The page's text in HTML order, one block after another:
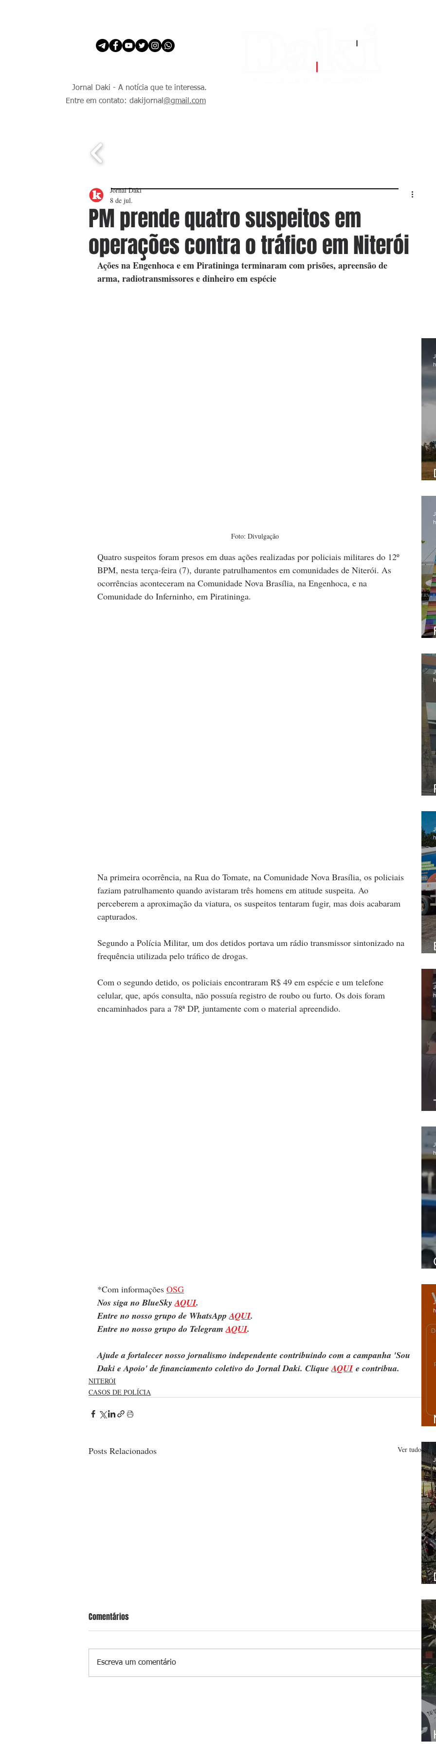
Jornal Daki - A notícia que te interessa.
Entre em contato: dakijornal @gmail.com
PM prende quatro suspeitos em
operações contra o tráfico em Niterói
Jornal Daki
8 de jul.
Ações na Engenhoca e em Piratininga terminaram com prisões, apreensão de
arma, radiotransmissores e dinheiro em espécie
Foto: Divulgação
Quatro suspeitos foram presos em duas ações realizadas por policiais militares do 12º
BPM, nesta terça-feira (7), durante patrulhamentos em comunidades de Niterói. As
ocorrências aconteceram na Comunidade Nova Brasília, na Engenhoca, e na
Comunidade do Inferninho, em Piratininga.
Na primeira ocorrência, na Rua do Tomate, na Comunidade Nova Brasília, os policiais
faziam patrulhamento quando avistaram três homens em atitude suspeita. Ao
perceberem a aproximação da viatura, os suspeitos tentaram fugir, mas dois acabaram
capturados.
Segundo a Polícia Militar, um dos detidos portava um rádio transmissor sintonizado na
frequência utilizada pelo tráfico de drogas.
Com o segundo detido, os policiais encontraram R$ 49 em espécie e um telefone
celular, que, após consulta, não possuía registro de roubo ou furto. Os dois foram
encaminhados para a 78ª DP, juntamente com o material apreendido.
*Com informações OSG
Nos siga no BlueSky AQUI.
Entre no nosso grupo de WhatsApp AQUI.
Entre no nosso grupo do Telegram AQUI.
Ajude a fortalecer nosso jornalismo independente contribuindo com a campanha 'Sou
Daki e Apoio' de financiamento coletivo do Jornal Daki. Clique AQUI e contribua.
NITERÓI
CASOS DE POLÍCIA
Posts Relacionados Ver tudo
Comentários
Escreva um comentário